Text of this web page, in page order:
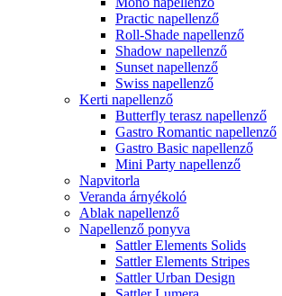
Practic napellenző
Roll-Shade napellenző
Shadow napellenző
Sunset napellenző
Swiss napellenző
Kerti napellenző
Butterfly terasz napellenző
Gastro Romantic napellenző
Gastro Basic napellenző
Mini Party napellenző
Napvitorla
Veranda árnyékoló
Ablak napellenző
Napellenző ponyva
Sattler Elements Solids
Sattler Elements Stripes
Sattler Urban Design